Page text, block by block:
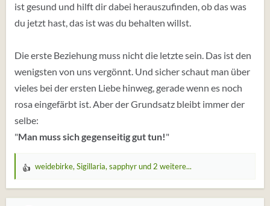
ist gesund und hilft dir dabei herauszufinden, ob das was
du jetzt hast, das ist was du behalten willst.
Die erste Beziehung muss nicht die letzte sein. Das ist den
wenigsten von uns vergönnt. Und sicher schaut man über
vieles bei der ersten Liebe hinweg, gerade wenn es noch
rosa eingefärbt ist. Aber der Grundsatz bleibt immer der
selbe:
"Man muss sich gegenseitig gut tun!"
W
r
weidebirke, Sigillaria, sapphyrund 2 weitere...